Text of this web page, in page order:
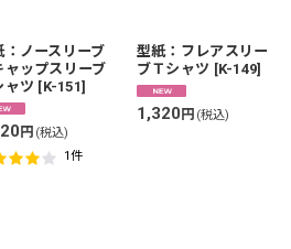
：ノースリーブ
ャップスリーブ
ャツ [K-151]
円 (税込)
1件
型紙：フレアスリー
ブＴシャツ [K-149]
1,320円 (税込)